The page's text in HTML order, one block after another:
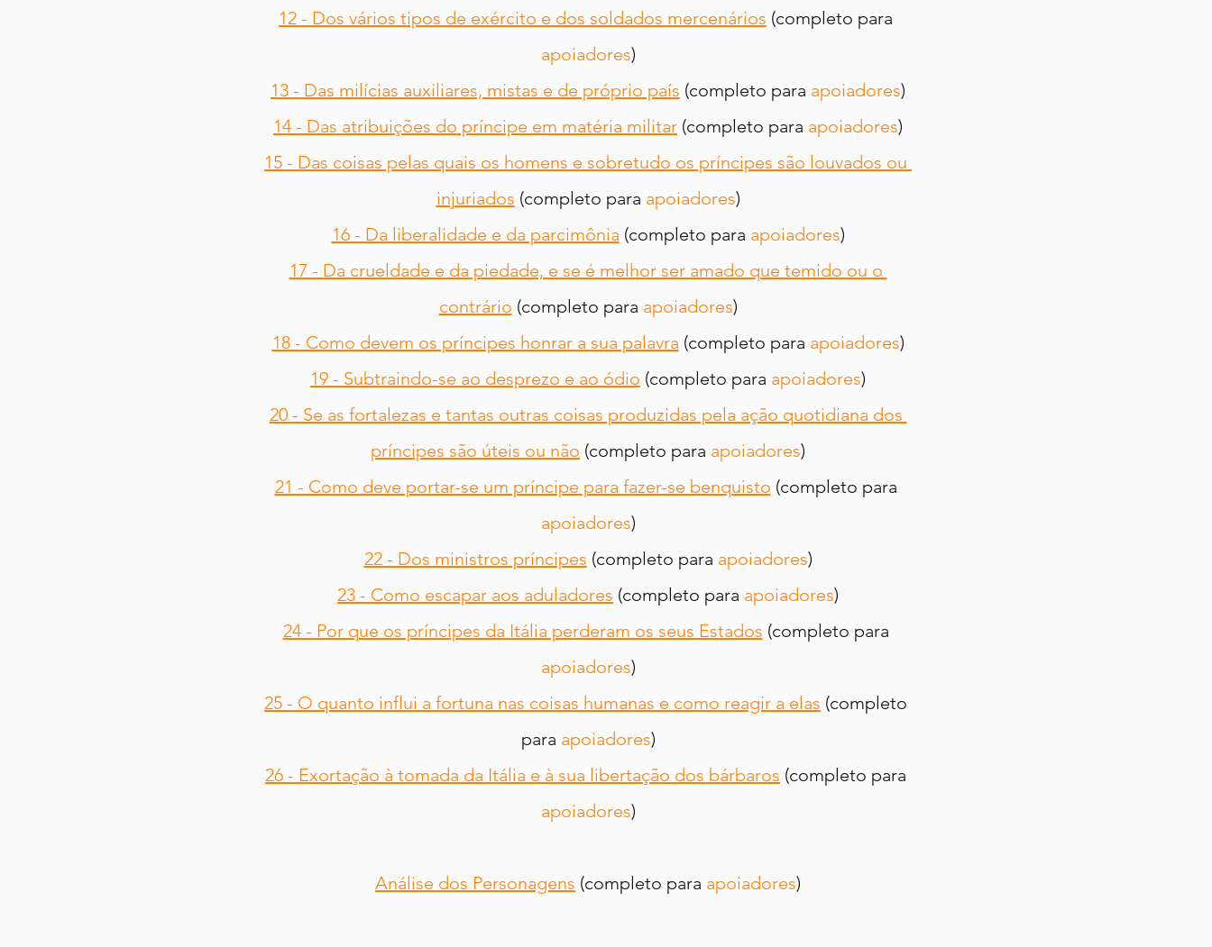
12 - Dos vários tipos de exército e dos soldados mercenários (completo para
apoiadores)
13 - Das milícias auxiliares, mistas e de próprio país (completo para apoiadores)
14 - Das atribuições do príncipe em matéria militar (completo para apoiadores)
15 - Das coisas pelas quais os homens e sobretudo os príncipes são louvados ou
injuriados (completo para apoiadores)
16 - Da liberalidade e da parcimônia (completo para apoiadores)
17 - Da crueldade e da piedade, e se é melhor ser amado que temido ou o
contrário (completo para apoiadores)
18 - Como devem os príncipes honrar a sua palavra (completo para apoiadores)
19 - Subtraindo-se ao desprezo e ao ódio (completo para apoiadores)
20 - Se as fortalezas e tantas outras coisas produzidas pela ação quotidiana dos
príncipes são úteis ou não (completo para apoiadores)
21 - Como deve portar-se um príncipe para fazer-se benquisto (completo para
apoiadores)
22 - Dos ministros príncipes (completo para apoiadores)
23 - Como escapar aos aduladores (completo para apoiadores)
24 - Por que os príncipes da Itália perderam os seus Estados (completo para
apoiadores)
25 - O quanto influi a fortuna nas coisas humanas e como reagir a elas (completo
para apoiadores)
26 - Exortação à tomada da Itália e à sua libertação dos bárbaros (completo para
apoiadores)
Análise dos Personagens (completo para apoiadores)